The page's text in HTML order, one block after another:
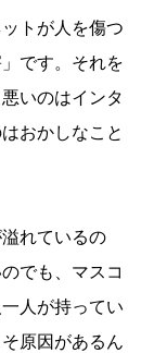
トが人を傷つ
です。それを
いのはインタ
おかしなこと
れているの
でも、マスコ
人が持ってい
原因があるん